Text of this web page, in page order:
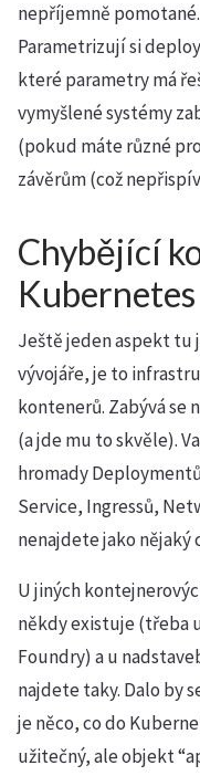
nepříjemně
Parametrizují si
které parametry má
vymyšlené systémy
(pokud máte různé
závěrům (což
Chybějící
Kubernetes
Ještě jeden aspekt tu
vývojáře, je to
kontenerů. Zabývá se
(a jde mu to skvěle).
hromady
Service, Ingressů,
nenajdete jako nějaký
U jiných
někdy existuje (třeba
Foundry) a u
najdete taky. Dalo by
je něco, co do
užitečný, ale objekt